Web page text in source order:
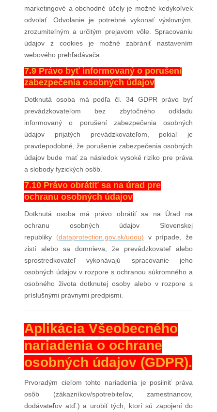
marketingové a obchodné účely je možné kedykoľvek
odvolať. Odvolanie je potrebné vykonať výslovným,
zrozumiteľným a určitým prejavom vôle. Spracovaniu
údajov z cookies je možné zabrániť nastavením
webového prehľadávača.
7.9 Právo byť informovaný o porušení
zabezpečenia osobných údajov
Dotknutá osoba má podľa čl. 34 GDPR právo byť
prevádzkovateľom bez zbytočného odkladu
informovaný o porušení zabezpečenia osobných
údajov prijatých prevádzkovateľom, pokiaľ je
pravdepodobné, že porušenie zabezpečenia osobných
údajov bude mať za následok vysoké riziko pre práva
a slobody fyzických osôb.
7.10 Právo obrátiť sa na úrad pre
ochranu osobných údajov
Dotknutá osoba má právo obrátiť sa na Úrad na
ochranu osobných údajov Slovenskej
republiky (dataprotection.gov.sk/uoou) v prípade, že
zistí alebo sa domnieva, že prevádzkovateľ alebo
sprostredkovateľ vykonávajú spracovanie jeho
osobných údajov v rozpore s ochranou súkromného a
osobného života dotknutej osoby alebo v rozpore s
príslušnými právnymi predpismi.
Aplikácia Všeobecného
nariadenia o ochrane
osobných údajov (GDPR).
Prvoradým cieľom tohto nariadenia je posilniť práva
osôb (zákazníkov/spotrebiteľov, zamestnancov,
dodávateľov atď.) a urobiť tých, ktorí sú zapojení do